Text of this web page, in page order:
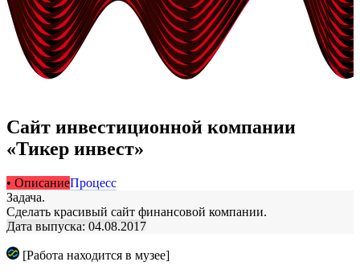
Сайт инвестиционной компании
«Тикер инвест»
• ОписаниеПроцесс
Задача.
Сделать красивый сайт финансовой компании.
Дата выпуска: 04.08.2017
[Работа находится в музее]